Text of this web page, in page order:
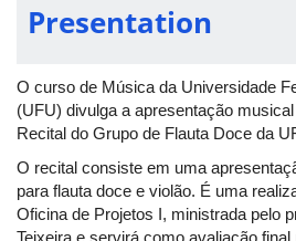
Presentation
O curso de Música da Universidade
(UFU) divulga a apresentação
Recital do Grupo de Flauta Doce da
O recital consiste em uma
para flauta doce e violão. É uma
Oficina de Projetos I, ministrada pelo